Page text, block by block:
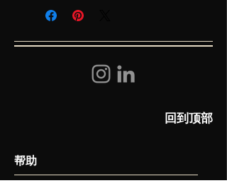
回到顶部
​帮助